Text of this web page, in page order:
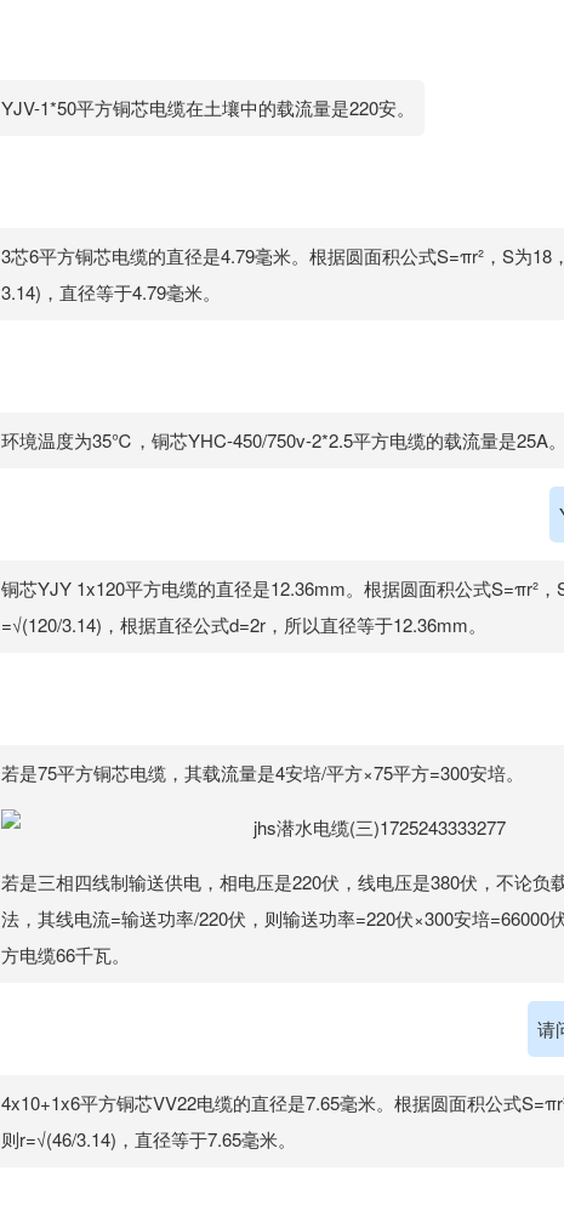
YJV-1*50平方铜芯电缆在土壤中的载流量是220安。
3芯6平方铜芯电缆的直径是4.79毫米。根据圆面积公式S=πr²，S为18
3.14)，直径等于4.79毫米。
环境温度为35℃，铜芯YHC-450/750v-2*2.5平方电缆的载流量是25A。
铜芯YJY 1x120平方电缆的直径是12.36mm。根据圆面积公式S=πr²
=√(120/3.14)，根据直径公式d=2r，所以直径等于12.36mm。
若是75平方铜芯电缆，其载流量是4安培/平方×75平方=300安培。
若是三相四线制输送供电，相电压是220伏，线电压是380伏，不论负
法，其线电流=输送功率/220伏，则输送功率=220伏×300安培=66000
方电缆66千瓦。
请
4x10+1x6平方铜芯VV22电缆的直径是7.65毫米。根据圆面积公式
则r=√(46/3.14)，直径等于7.65毫米。